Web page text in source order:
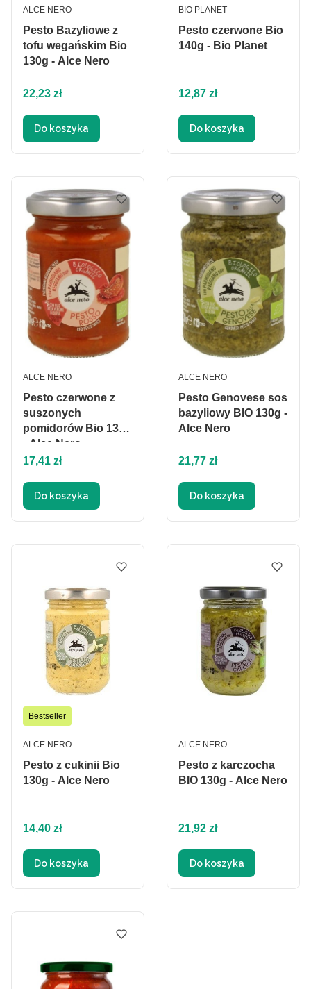
Pesto Bazyliowe z
tofu wegańskim Bio
130g - Alce Nero
PRODUCENT
ALCE NERO
Cena
22,23 zł
Do koszyka
Pesto czerwone Bio
140g - Bio Planet
PRODUCENT
BIO PLANET
Cena
12,87 zł
Do koszyka
Pesto czerwone z
suszonych
pomidorów Bio 130g
- Alce Nero
PRODUCENT
ALCE NERO
Cena
17,41 zł
Do koszyka
Pesto Genovese sos
bazyliowy BIO 130g -
Alce Nero
PRODUCENT
ALCE NERO
Cena
21,77 zł
Do koszyka
Bestseller
Pesto z cukinii Bio
130g - Alce Nero
PRODUCENT
ALCE NERO
Cena
14,40 zł
Do koszyka
Pesto z karczocha
BIO 130g - Alce Nero
PRODUCENT
ALCE NERO
Cena
21,92 zł
Do koszyka